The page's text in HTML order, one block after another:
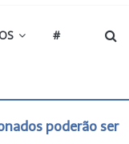
#
poderão ser